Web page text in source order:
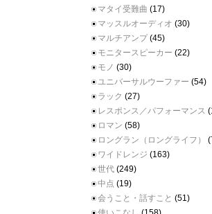
マタイ受難曲 (17)
マッスルオーディオ (30)
マルチアンプ (45)
モニタースピーカー (22)
モノ (30)
ユニバーサルウーファー (54)
ラック (27)
レスポンス／パフォーマンス
ロマン (58)
ロングラン（ロングライフ）
ワイドレンジ (163)
世代 (249)
中点 (19)
会うこと・話すこと (51)